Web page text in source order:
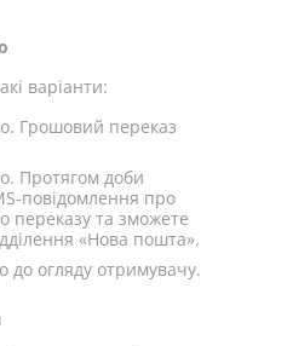
варіанти:
Грошовий переказ
Протягом доби
повідомлення про
переказу та зможете
«Нова пошта».
до огляду отримувачу.